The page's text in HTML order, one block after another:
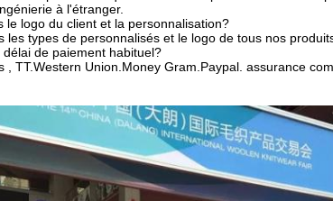
à l'étranger.
le logo du client et la personnalisation?
les types de personnalisés et le logo de tous nos
de paiement habituel?
, TT.Western Union.Money Gram.Paypal. assurance